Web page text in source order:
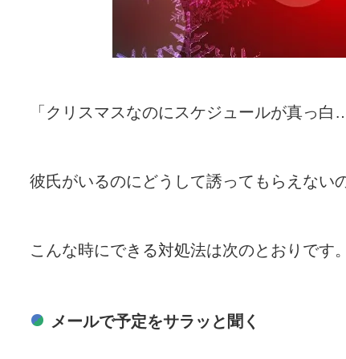
「クリスマスなのにスケジュールが真っ白…
彼氏がいるのにどうして誘ってもらえない
こんな時にできる対処法は次のとおりです。
メールで予定をサラッと聞く